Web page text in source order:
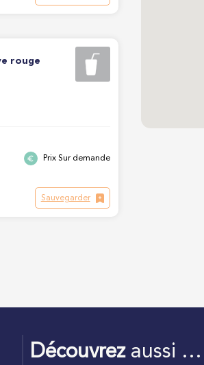
rouge
Prix Sur demande
Sauvegarder
Découvrezaussi …